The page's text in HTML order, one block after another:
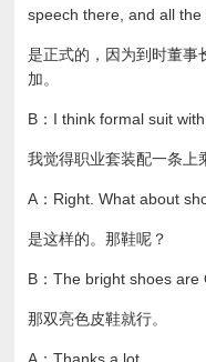
speech there, and all
是正式的，因为到时董事
加。
B：I think formal suit
我觉得职业套装配一条上
A：Right. What about
是这样的。那鞋呢？
B：The bright shoes are
那双亮色皮鞋就行。
A：Thanks a lot.